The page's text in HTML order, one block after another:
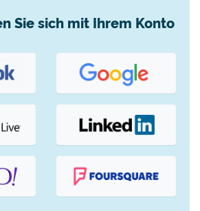
Sie sich mit Ihrem Konto